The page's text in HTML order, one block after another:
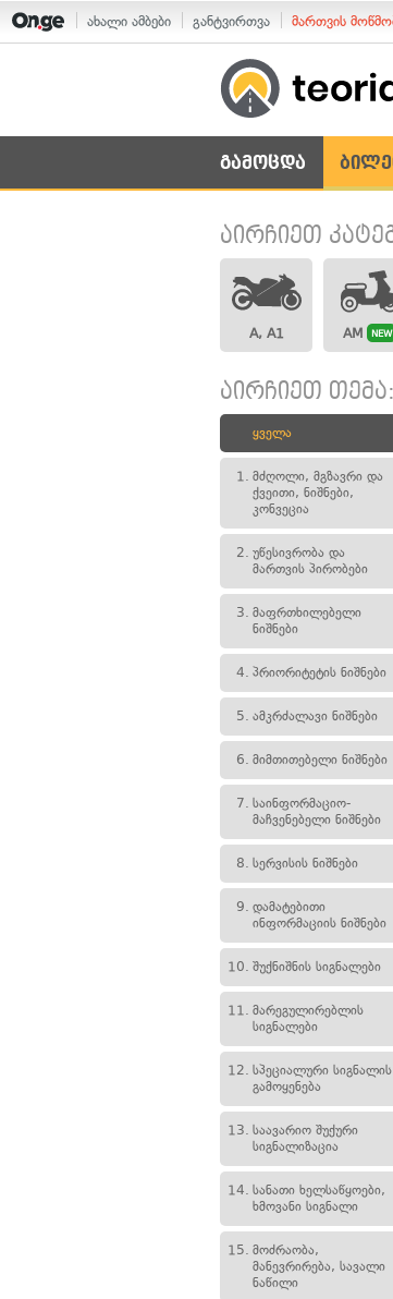
ახალი ამბები განტვირთვა მართვის
გამოცდა
აირჩიეთ
A, A1 AM NEW
აირჩიეთ თემა:
ყველა
1. მძღოლი, მგზავრი და
ქვეითი, ნიშნები,
კონვეცია
2. უწესივრობა და
მართვის პირობები
3. მაფრთხილებელი
ნიშნები
4. პრიორიტეტის ნიშნები
5. ამკრძალავი ნიშნები
6. მიმთითებელი ნიშნები
7. საინფორმაციო-
მაჩვენებელი ნიშნები
8. სერვისის ნიშნები
9. დამატებითი
ინფორმაციის ნიშნები
10. შუქნიშნის სიგნალები
11. მარეგულირებლის
სიგნალები
12. სპეციალური სიგნალის
გამოყენება
13. საავარიო შუქური
სიგნალიზაცია
14. სანათი ხელსაწყოები,
ხმოვანი სიგნალი
15. მოძრაობა,
მანევრირება, სავალი
ნაწილი